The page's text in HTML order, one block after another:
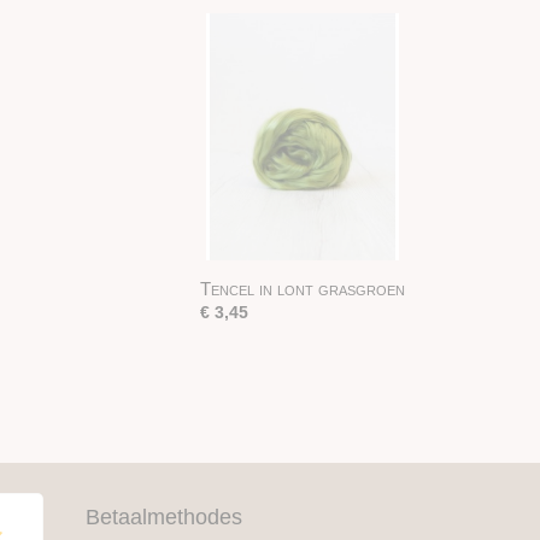
Tencel in lont grasgroen
€ 3,45
Betaalmethodes